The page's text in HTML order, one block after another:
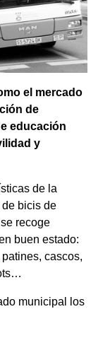
el mercado
de
educación
y
de la
bicis de
recoge
buen estado:
cascos,
municipal los